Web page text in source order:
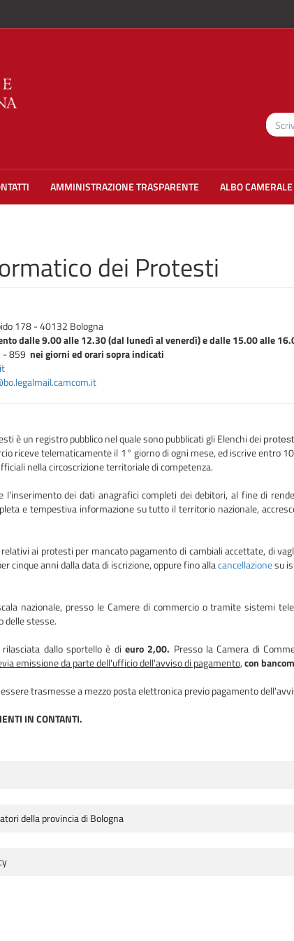
AMMINISTRAZIONE TRASPARENTE ALBO CAMERALE
dei Protesti
178 - 40132 Bologna
dalle 9.00 alle 12.30 (dal lunedì al venerdì) e dalle 15.00 alle
- 859 nei giorni ed orari sopra indicati
è un registro pubblico nel quale sono pubblicati gli Elenchi dei
riceve telematicamente il 1° giorno di ogni mese, ed iscrive entro
nella circoscrizione territoriale di competenza.
l'inserimento dei dati anagrafici completi dei debitori, al fine di
e tempestiva informazione su tutto il territorio nazionale,
ai protesti per mancato pagamento di cambiali accettate, di
cinque anni dalla data di iscrizione, oppure fino allacancellazionesu
nazionale, presso le Camere di commercio o tramite sistemi
delle stesse.
dallo sportello è dieuro 2,00. Presso la Camera di
emissione da parte dell'ufficio dell'avviso di pagamento,con
trasmesse a mezzo posta elettronica previo pagamento
IN CONTANTI.
della provincia di Bologna